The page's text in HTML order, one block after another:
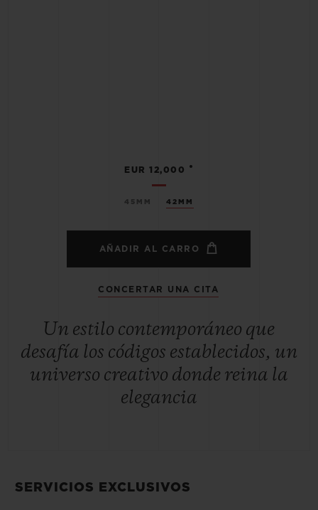
45MM 42MM
EUR 12,000 •
AÑADIR AL CARRO
CONCERTAR UNA CITA
Un estilo contemporáneo que
desafía los códigos establecidos, un
universo creativo donde reina la
elegancia
SERVICIOS EXCLUSIVOS